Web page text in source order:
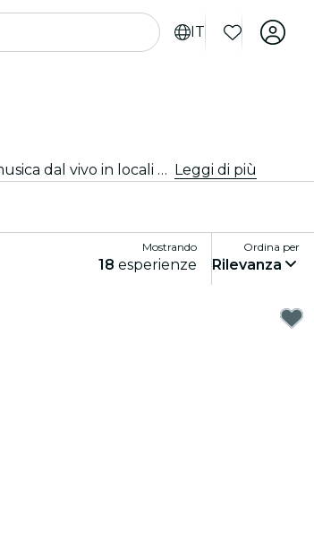
IT
Vivi le migliori feste a Las Vegas! Balla tutta la notte nei club alla moda, sorseggia cocktail deliziosi nei bar eleganti e goditi la musica dal vivo in locali vivaci. Perfetto per nottambuli e amanti delle feste che cercano serate indimenticabili. Leggi di più
Mostrando
18 esperienze
Ordina per
Rilevanza